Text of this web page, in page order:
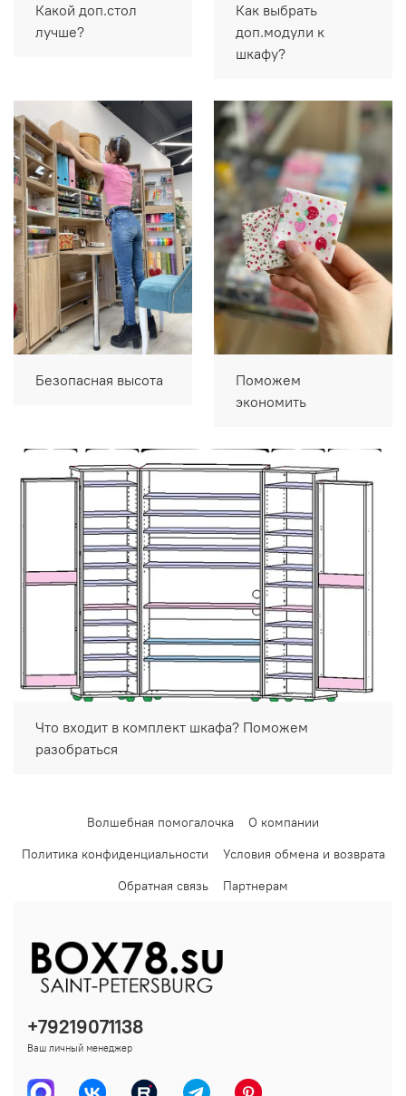
Какой доп.стол
лучше?
Как выбрать
доп.модули к
шкафу?
Безопасная высота
Поможем
экономить
Что входит в комплект шкафа? Поможем
разобраться
Волшебная помогалочка
О компании
Политика конфиденциальности
Условия обмена и возврата
Обратная связь
Партнерам
+79219071138
Ваш личный менеджер